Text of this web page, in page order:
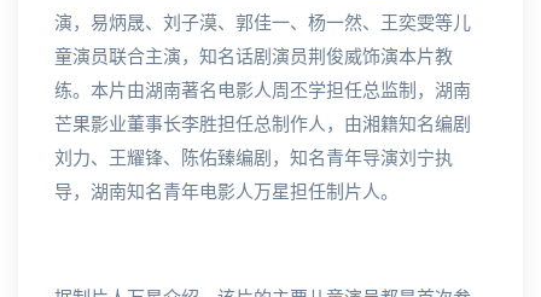
演，易炳晟、刘子漠、郭佳一、杨一然、王奕雯等儿
童演员联合主演，知名话剧演员荆俊威饰演本片教
练。本片由湖南著名电影人周丕学担任总监制，湖南
芒果影业董事长李胜担任总制作人，由湘籍知名编剧
刘力、王耀锋、陈佑臻编剧，知名青年导演刘宁执
导，湖南知名青年电影人万星担任制片人。